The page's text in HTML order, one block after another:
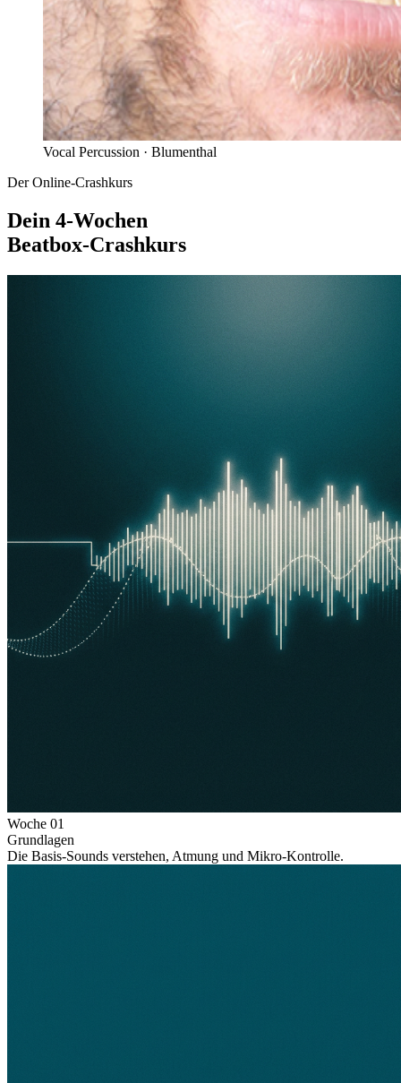
Vocal Percussion · Blumenthal
Der Online-Crashkurs
Dein 4-Wochen
Beatbox-Crashkurs
Woche 01
Grundlagen
Die Basis-Sounds verstehen, Atmung und Mikro-Kontrolle.